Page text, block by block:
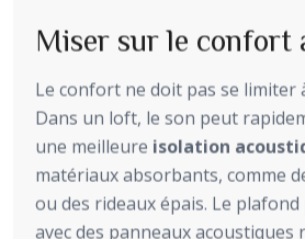
Miser sur le confort
Le confort ne doit pas se limiter
Dans un loft, le son peut
une meilleure isolation
matériaux absorbants, comme
ou des rideaux épais. Le
avec des panneaux acoustiques